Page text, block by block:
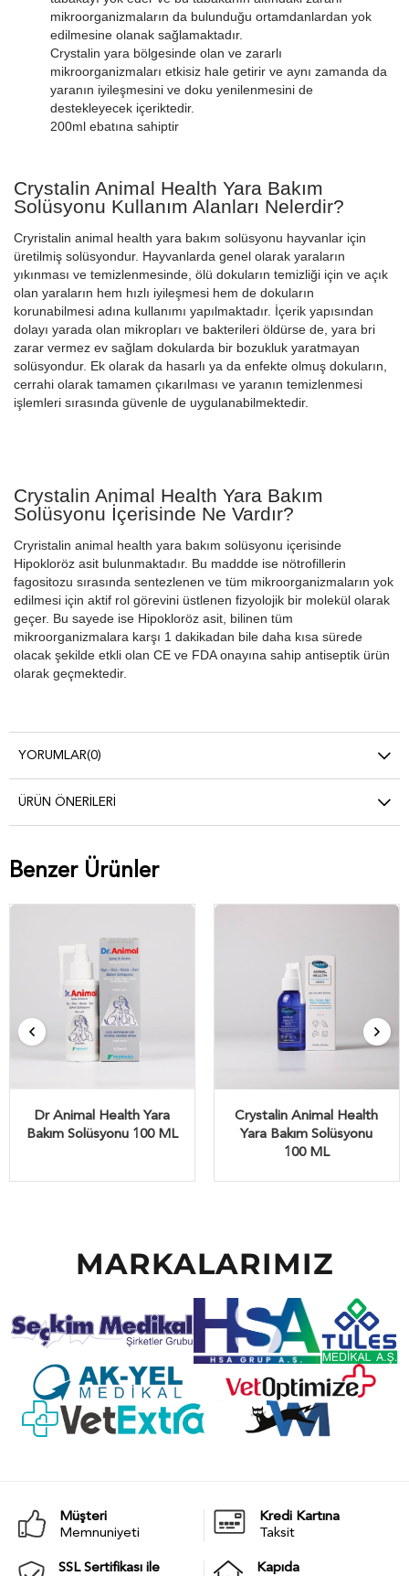
mikroorganizmaların da bulunduğu ortamdanlardan yok
edilmesine olanak sağlamaktadır.
Crystalin yara bölgesinde olan ve zararlı
mikroorganizmaları etkisiz hale getirir ve aynı zamanda da
yaranın iyileşmesini ve doku yenilenmesini de
destekleyecek içeriktedir.
200ml ebatına sahiptir
Crystalin Animal Health Yara Bakım
Solüsyonu Kullanım Alanları Nelerdir?
Cryristalin animal health yara bakım solüsyonu hayvanlar için
üretilmiş solüsyondur. Hayvanlarda genel olarak yaraların
yıkınması ve temizlenmesinde, ölü dokuların temizliği için ve açık
olan yaraların hem hızlı iyileşmesi hem de dokuların
korunabilmesi adına kullanımı yapılmaktadır. İçerik yapısından
dolayı yarada olan mikropları ve bakterileri öldürse de, yara bri
zarar vermez ev sağlam dokularda bir bozukluk yaratmayan
solüsyondur. Ek olarak da hasarlı ya da enfekte olmuş dokuların,
cerrahi olarak tamamen çıkarılması ve yaranın temizlenmesi
işlemleri sırasında güvenle de uygulanabilmektedir.
Crystalin Animal Health Yara Bakım
Solüsyonu İçerisinde Ne Vardır?
Cryristalin animal health yara bakım solüsyonu içerisinde
Hipokloröz asit bulunmaktadır. Bu maddde ise nötrofillerin
fagositozu sırasında sentezlenen ve tüm mikroorganizmaların yok
edilmesi için aktif rol görevini üstlenen fizyolojik bir molekül olarak
geçer. Bu sayede ise Hipokloröz asit, bilinen tüm
mikroorganizmalara karşı 1 dakikadan bile daha kısa sürede
olacak şekilde etkli olan CE ve FDA onayına sahip antiseptik ürün
olarak geçmektedir.
YORUMLAR(0)
ÜRÜN ÖNERILERI
Benzer Ürünler
Dr Animal Health Yara
Bakım Solüsyonu 100 ML
Crystalin Animal Health
Yara Bakım Solüsyonu
100 ML
MARKALARIMIZ
Müşteri
Memnuniyeti
Kredi Kartına
Taksit
SSL Sertifikası ile
Kapıda